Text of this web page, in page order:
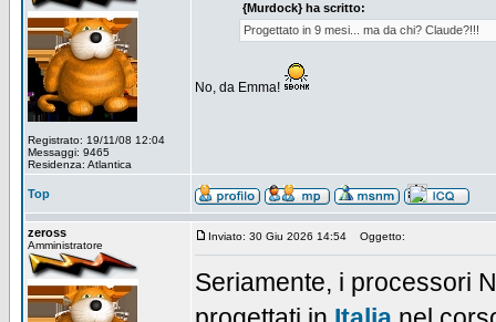
Registrato: 19/11/08 12:04
Messaggi: 9465
Residenza: Atlantica
{Murdock} ha scritto:
Progettato in 9 mesi... ma da chi? Claude?!!!
No, da Emma!
Top
zeross
Amministratore
Inviato: 30 Giu 2026 14:54 Oggetto:
Seriamente, i processori